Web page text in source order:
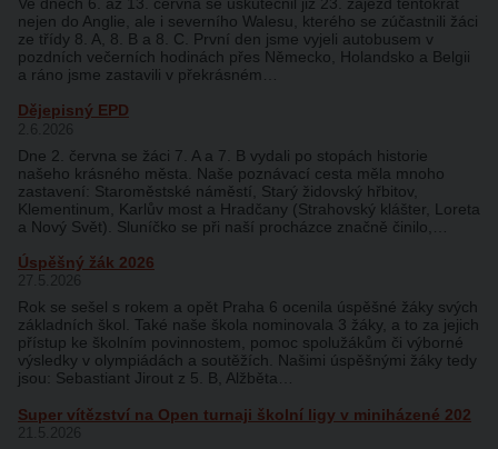
nejen do Anglie, ale i severního Walesu, kterého se zúčastnili žáci
ze třídy 8. A, 8. B a 8. C. První den jsme vyjeli autobusem v
pozdních večerních hodinách přes Německo, Holandsko a Belgii
a ráno jsme zastavili v překrásném…
Dějepisný EPD
Dne 2. června se žáci 7. A a 7. B vydali po stopách historie
našeho krásného města. Naše poznávací cesta měla mnoho
zastavení: Staroměstské náměstí, Starý židovský hřbitov,
Klementinum, Karlův most a Hradčany (Strahovský klášter, Loreta
a Nový Svět). Sluníčko se při naší procházce značně činilo,…
Úspěšný žák 2026
Rok se sešel s rokem a opět Praha 6 ocenila úspěšné žáky svých
základních škol. Také naše škola nominovala 3 žáky, a to za jejich
přístup ke školním povinnostem, pomoc spolužákům či výborné
výsledky v olympiádách a soutěžích. Našimi úspěšnými žáky tedy
jsou: Sebastiant Jirout z 5. B, Alžběta…
Super vítězství na Open turnaji školní ligy v miniházené 202